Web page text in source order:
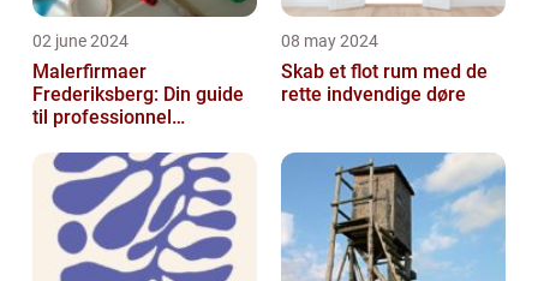
02 june 2024
Malerfirmaer
Frederiksberg: Din guide
til professionnel
08 may 2024
Skab et flot rum med de
rette indvendige døre